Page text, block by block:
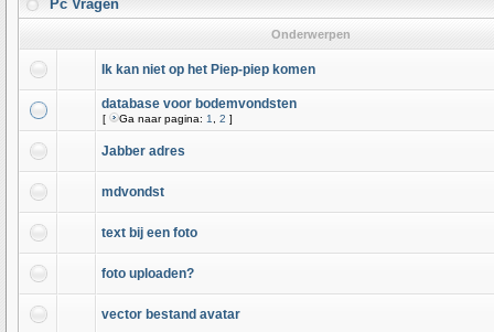
Pc Vragen
Onderwerpen
Ik kan niet op het Piep-piep komen
database voor bodemvondsten
[ Ga naar pagina: 1 2 ]
Jabber adres
mdvondst
text bij een foto
foto uploaden?
vector bestand avatar